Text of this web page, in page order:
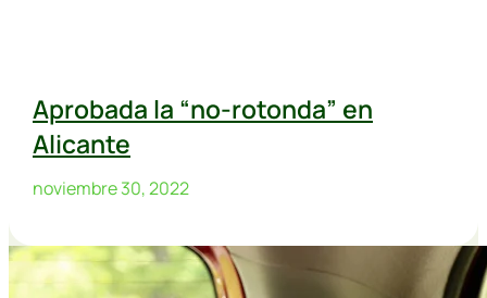
Aprobada la “no-rotonda” en
Alicante
noviembre 30, 2022